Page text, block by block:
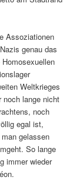
Assoziationen
genau das
Weltkrieges
noch lange nicht
noch
egal ist,
gelassen
So lange
immer wieder